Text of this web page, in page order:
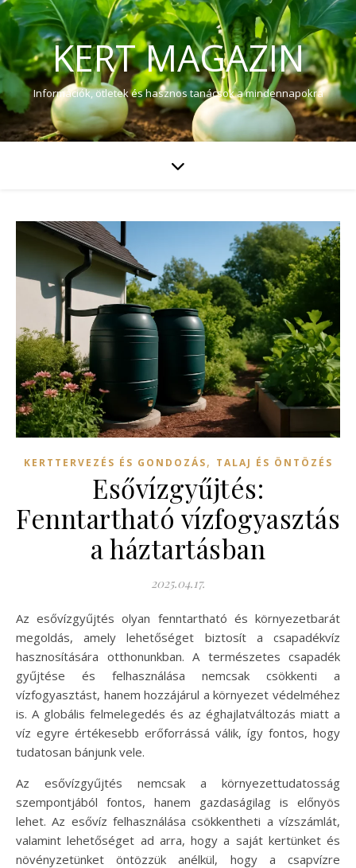
KERT MAGAZIN
Információk, ötletek és hasznos tanácsok a mindennapokra
KERTTERVEZÉS ÉS GONDOZÁS, TALAJ ÉS ÖNTÖZÉS
Esővízgyűjtés:
Fenntartható vízfogyasztás
a háztartásban
2025.04.17.
Az esővízgyűjtés olyan fenntartható és környezetbarát
megoldás, amely lehetőséget biztosít a csapadékvíz
hasznosítására otthonunkban. A természetes csapadék
gyűjtése és felhasználása nemcsak csökkenti a
vízfogyasztást, hanem hozzájárul a környezet védelméhez
is. A globális felmelegedés és az éghajlatváltozás miatt a
víz egyre értékesebb erőforrássá válik, így fontos, hogy
tudatosan bánjunk vele.
Az esővízgyűjtés nemcsak a környezettudatosság
szempontjából fontos, hanem gazdaságilag is előnyös
lehet. Az esővíz felhasználása csökkentheti a vízszámlát,
valamint lehetőséget ad arra, hogy a saját kertünket és
növényzetünket öntözzük anélkül, hogy a csapvízre